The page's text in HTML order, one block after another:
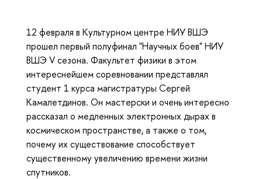
12 февраля в Культурном центре НИУ ВШЭ
прошел первый полуфинал "Научных боев" НИУ
ВШЭ V сезона. Факультет физики в этом
интереснейшем соревновании представлял
студент 1 курса магистратуры Сергей
Камалетдинов. Он мастерски и очень интересно
рассказал о медленных электронных дырах в
космическом пространстве, а также о том,
почему их существование способствует
существенному увеличению времени жизни
спутников.